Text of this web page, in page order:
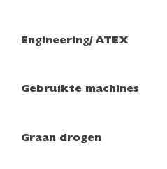
Engineering/ ATEX
Gebruikte machines
Graan drogen